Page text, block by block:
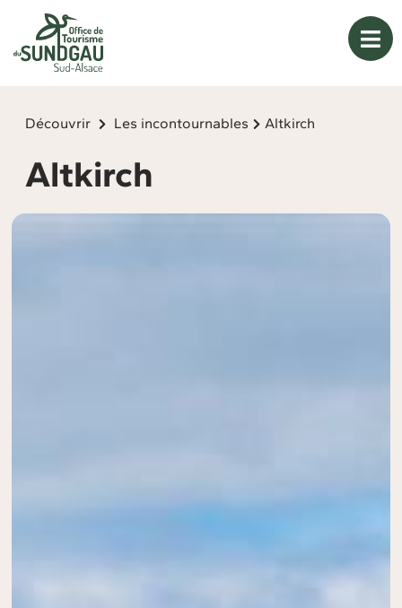
Découvrir Les incontournables Altkirch
Altkirch
Panneau de gestion des cookies